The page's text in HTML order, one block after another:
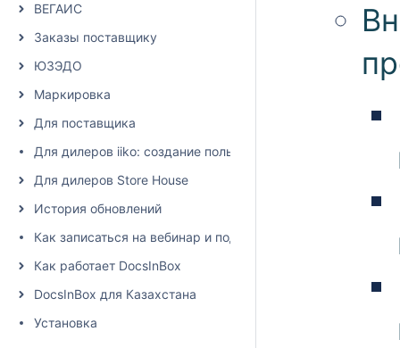
ВЕГАИС
Заказы поставщику
ЮЗЭДО
Маркировка
Для поставщика
Для дилеров iiko: создание пользователя и настройка
Для дилеров Store House
История обновлений
Как записаться на вебинар и подписаться на рассылку
Как работает DocsInBox
DocsInBox для Казахстана
Установка